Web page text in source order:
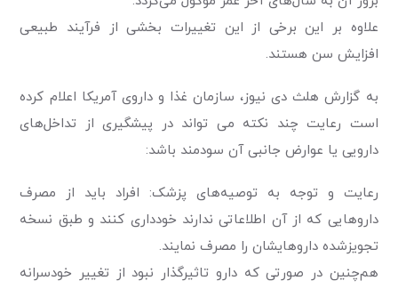
علاوه بر این برخی از این تغییرات بخشی از فرآیند طبیعی
افزایش سن هستند.
به گزارش هلث دی نیوز، سازمان غذا و داروی آمریکا اعلام کرده
است رعایت چند نکته می تواند در پیشگیری از تداخل‌های
دارویی یا عوارض جانبی آن سودمند باشد:
رعایت و توجه به توصیه‌های پزشک: افراد باید از مصرف
داروهایی که از آن اطلاعاتی ندارند خودداری کنند و طبق نسخه
تجویزشده داروهایشان را مصرف نمایند.
هم‌چنین در صورتی که دارو تاثیرگذار نبود از تغییر خودسرانه